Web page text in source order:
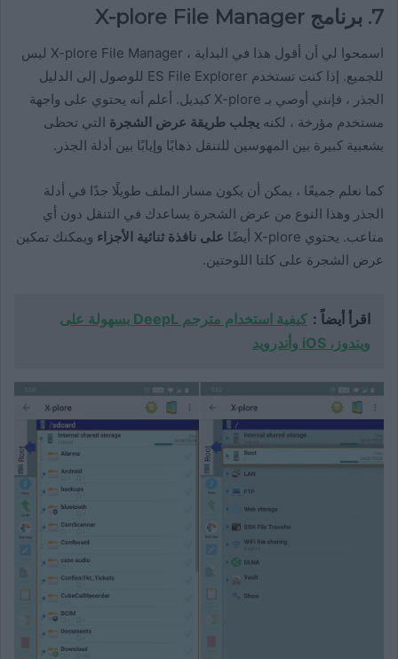
7. برنامج X-plore File Manager
اسمحوا لي أن أقول هذا في البداية ، X-plore File Manager ليس
للجميع. إذا كنت تستخدم ES File Explorer للوصول إلى الدليل
الجذر ، فإنني أوصي بـ X-plore كبديل. أعلم أنه يحتوي على واجهة
مستخدم مؤرخة ، لكنه يجلب طريقة عرض الشجرة التي تحظى
بشعبية كبيرة بين المهوسين للتنقل ذهابًا وإيابًا بين أدلة الجذر.
كما نعلم جميعًا ، يمكن أن يكون مسار الملف طويلًا جدًا في أدلة
الجذر وهذا النوع من عرض الشجرة يساعدك في التنقل دون أي
متاعب. يحتوي X-plore أيضًا
على نافذة ثنائية الأجزاء ويمكنك تمكين
عرض الشجرة على كلتا اللوحتين.
اقرأ أيضاً :
كيفية استخدام مترجم DeepL بسهولة على
ويندوز، iOS وأندرويد